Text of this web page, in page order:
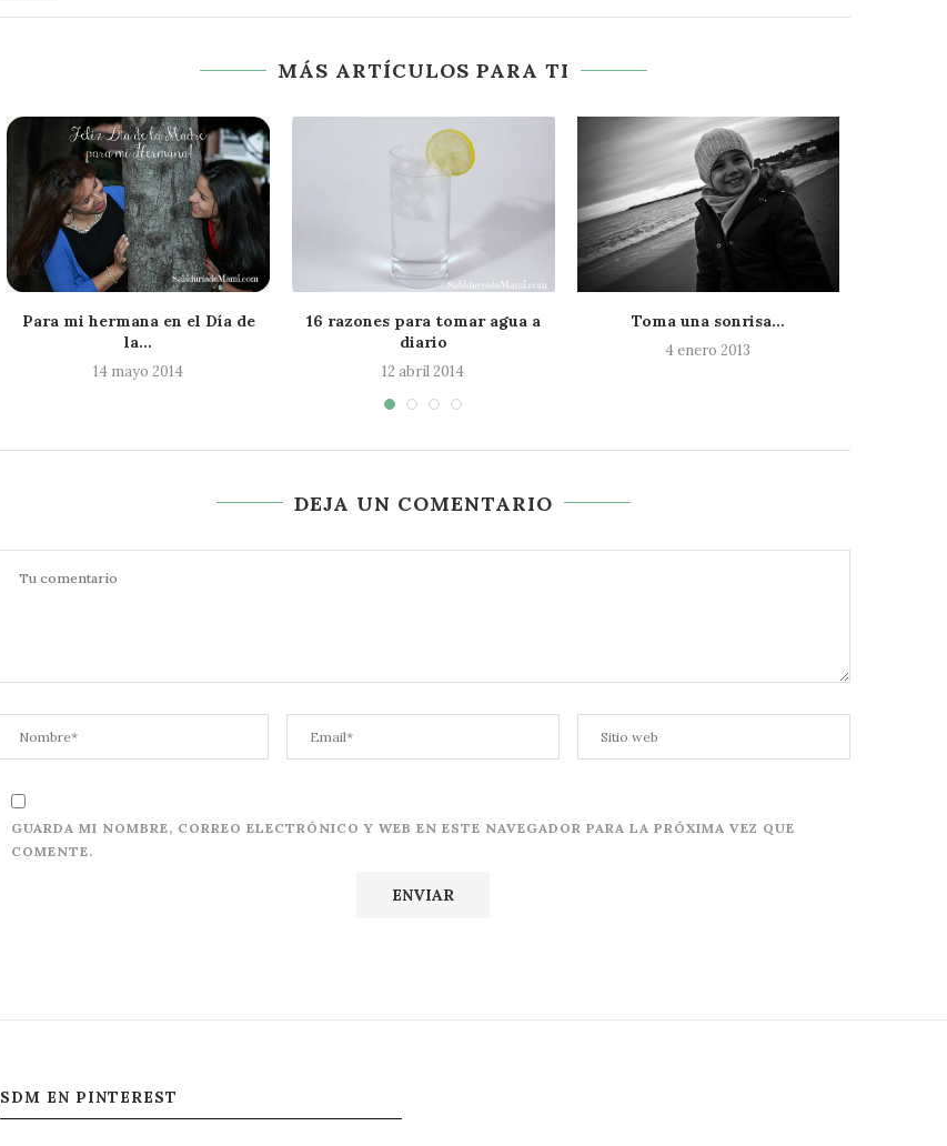
MÁS ARTÍCULOS PARA TI
Para mi hermana en el Día de
la...
14 mayo 2014
16 razones para tomar agua a
diario
12 abril 2014
Toma una sonrisa…
4 enero 2013
DEJA UN COMENTARIO
GUARDA MI NOMBRE, CORREO ELECTRÓNICO Y WEB EN ESTE NAVEGADOR PARA LA PRÓXIMA VEZ QUE
COMENTE.
SDM EN PINTEREST